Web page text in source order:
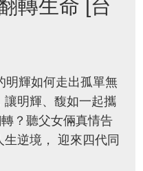
轉生命 [台
明輝如何走出孤單無
讓明輝、馥如一起攜
？聽父女倆真情告
逆境， 迎來四代同